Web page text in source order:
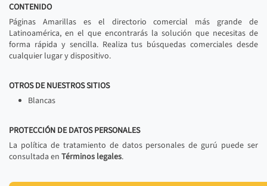
CONTENIDO
Páginas Amarillas es el directorio comercial más grande de
Latinoamérica, en el que encontrarás la solución que necesitas de
forma rápida y sencilla. Realiza tus búsquedas comerciales desde
cualquier lugar y dispositivo.
OTROS DE NUESTROS SITIOS
Blancas
PROTECCIÓN DE DATOS PERSONALES
La política de tratamiento de datos personales de gurú puede ser
consultada en Términos legales.